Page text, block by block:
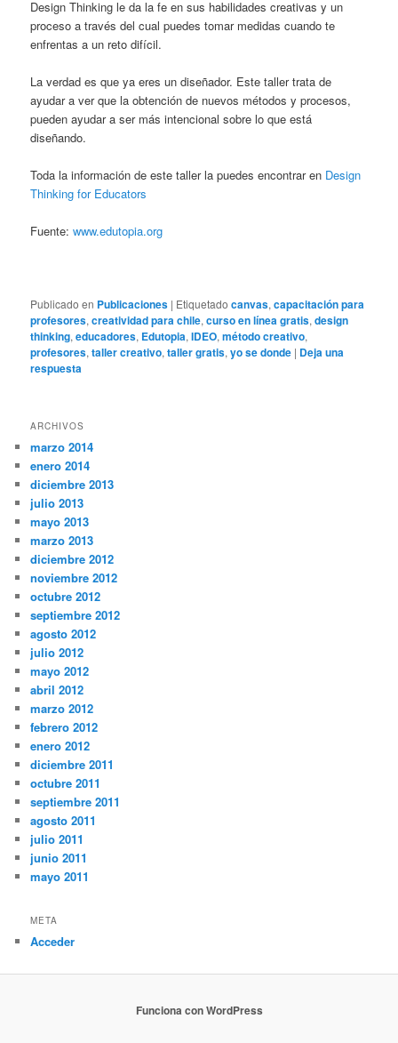
Design Thinking le da la fe en sus habilidades creativas y un
proceso a través del cual puedes tomar medidas cuando te
enfrentas a un reto difícil.
La verdad es que ya eres un diseñador. Este taller trata de
ayudar a ver que la obtención de nuevos métodos y procesos,
pueden ayudar a ser más intencional sobre lo que está
diseñando.
Toda la información de este taller la puedes encontrar en Design
Thinking for Educators
Fuente:www.edutopia.org
Publicado en Publicaciones | Etiquetado canvas,capacitación para
profesores,creatividad para chile,curso en línea gratis,design
thinking,educadores, Edutopia,IDEO,método creativo,
profesores,taller creativo,taller gratis,yo se donde | Deja una
respuesta
ARCHIVOS
marzo 2014
enero 2014
diciembre 2013
julio 2013
mayo 2013
marzo 2013
diciembre 2012
noviembre 2012
octubre 2012
septiembre 2012
agosto 2012
julio 2012
mayo 2012
abril 2012
marzo 2012
febrero 2012
enero 2012
diciembre 2011
octubre 2011
septiembre 2011
agosto 2011
julio 2011
junio 2011
mayo 2011
META
Acceder
Funciona con WordPress